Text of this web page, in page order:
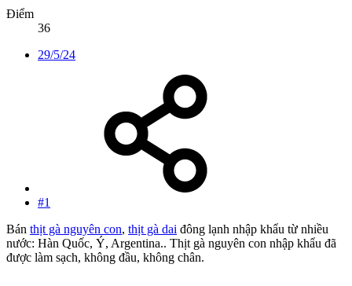
Điểm
36
29/5/24
#1
Bán thịt gà nguyên con, thịt gà dai đông lạnh nhập khẩu từ nhiều
nước: Hàn Quốc, Ý, Argentina.. Thịt gà nguyên con nhập khẩu đã
được làm sạch, không đầu, không chân.